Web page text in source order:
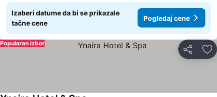
Izaberi datume da bi se prikazale
tačne cene
Pogledaj cene
Deli
Popularan izbor